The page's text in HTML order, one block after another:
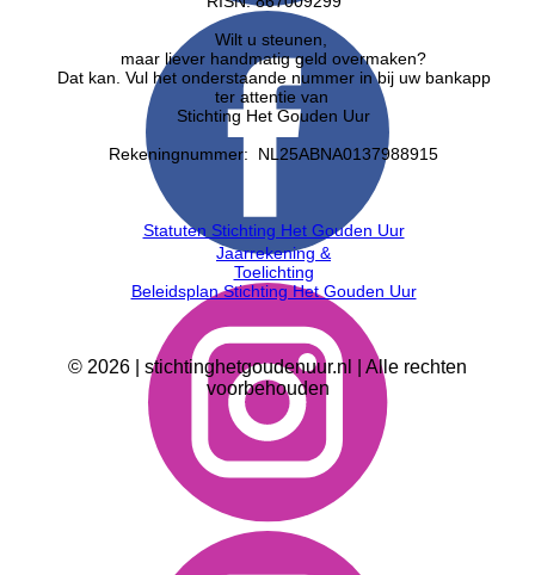
Wilt u steunen,
maar liever handmatig geld overmaken?
Dat kan. Vul het onderstaande nummer in bij uw bankapp
ter attentie van
Stichting Het Gouden Uur
Rekeningnummer: NL25ABNA0137988915
Statuten Stichting Het Gouden Uur
Jaarrekening &
Toelichting
Beleidsplan Stichting Het Gouden Uur
© 2026 | stichtinghetgoudenuur.nl | Alle rechten
voorbehouden